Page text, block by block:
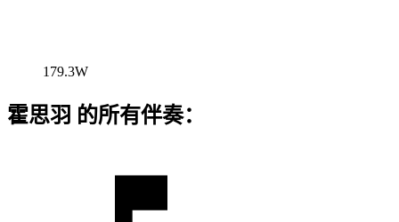
179.3W
霍思羽 的所有伴奏：